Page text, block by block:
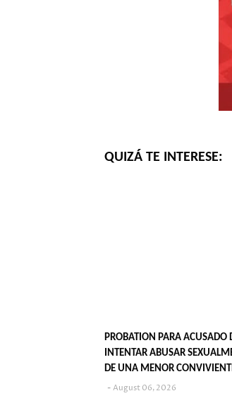
QUIZÁ TE INTERESE:
PROBATION PARA ACUSADO
INTENTAR ABUSAR
DE UNA MENOR
August 06, 2026